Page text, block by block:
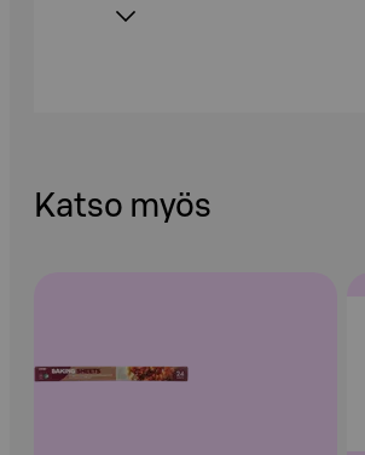
Katso myös